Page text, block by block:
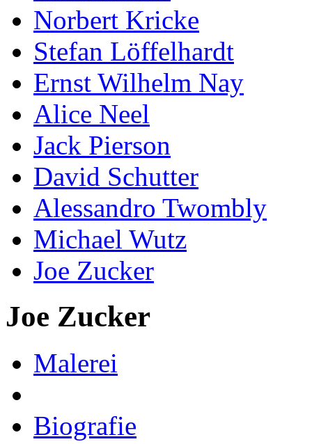
Norbert Kricke
Stefan Löffelhardt
Ernst Wilhelm Nay
Alice Neel
Jack Pierson
David Schutter
Alessandro Twombly
Michael Wutz
Joe Zucker
Joe Zucker
Malerei
Biografie